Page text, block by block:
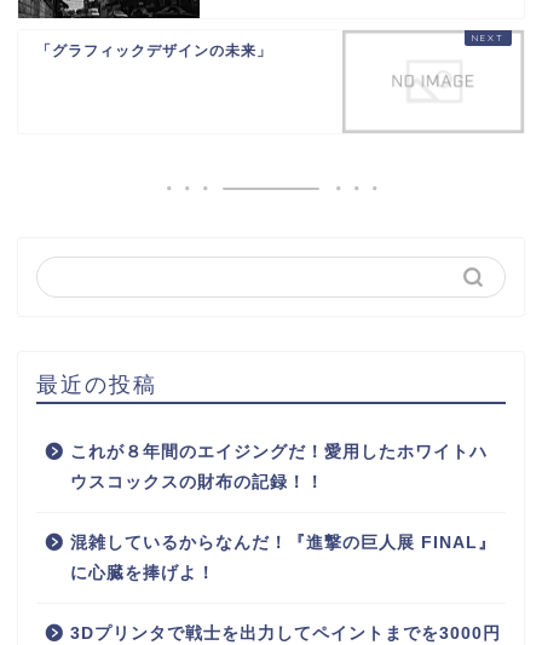
「グラフィックデザインの未来」
最近の投稿
これが８年間のエイジングだ！愛用したホワイトハ
ウスコックスの財布の記録！！
混雑しているからなんだ！『進撃の巨人展 FINAL』
に心臓を捧げよ！
3Dプリンタで戦士を出力してペイントまでを3000円